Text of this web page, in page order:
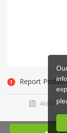
Report
46647